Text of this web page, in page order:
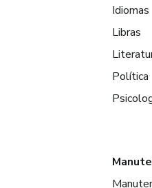
Idiomas
Libras
Política